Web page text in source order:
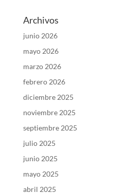
Archivos
junio 2026
mayo 2026
marzo 2026
febrero 2026
diciembre 2025
noviembre 2025
septiembre 2025
julio 2025
junio 2025
mayo 2025
abril 2025